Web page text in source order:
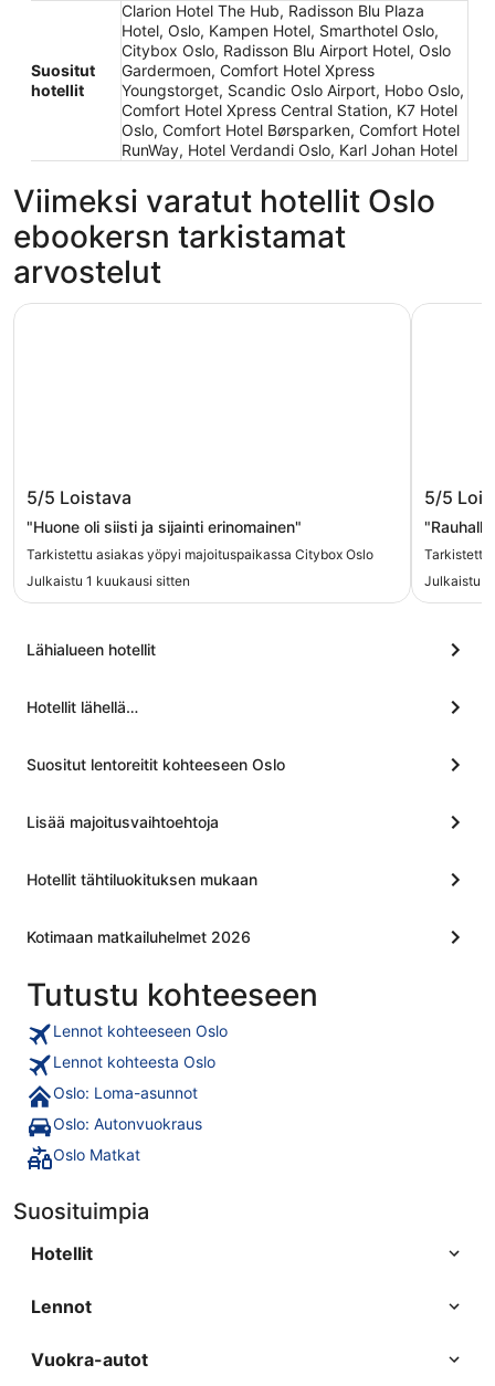
Suositut
hotellit
Clarion Hotel The Hub, Radisson Blu Plaza
Hotel, Oslo, Kampen Hotel, Smarthotel Oslo,
Citybox Oslo, Radisson Blu Airport Hotel, Oslo
Gardermoen, Comfort Hotel Xpress
Youngstorget, Scandic Oslo Airport, Hobo Oslo,
Comfort Hotel Xpress Central Station, K7 Hotel
Oslo, Comfort Hotel Børsparken, Comfort Hotel
RunWay, Hotel Verdandi Oslo, Karl Johan Hotel
Viimeksi varatut hotellit Oslo
ebookersn tarkistamat
arvostelut
Citybox Oslo
5/5 Loistava
"Huone oli siisti ja sijainti erinomainen"
Tarkistettu asiakas yöpyi majoituspaikassa Citybox Oslo
Julkaistu 1 kuukausi sitten
Citybox Oslo
5/5
Tarkistettu
Julkaistu
Lähialueen hotellit
Hotellit lähellä…
Suositut lentoreitit kohteeseen Oslo
Lisää majoitusvaihtoehtoja
Hotellit tähtiluokituksen mukaan
Kotimaan matkailuhelmet 2026
Tutustu kohteeseen
Lennot kohteeseen Oslo
Lennot kohteesta Oslo
Oslo: Loma-asunnot
Oslo: Autonvuokraus
Oslo Matkat
Suosituimpia
Hotellit
Lennot
Vuokra-autot